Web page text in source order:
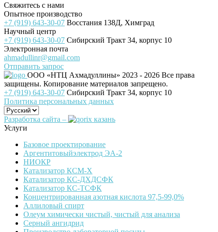
Свяжитесь с нами
Опытное производство
+7 (919) 643-30-07 Восстания 138Д, Химград
Научный центр
+7 (919) 643-30-07 Сибирский Тракт 34, корпус 10
Электронная почта
ahmadullinr@gmail.com
Отправить запрос
ООО «НТЦ Ахмадуллины» 2023 - 2026 Все права
защищены. Копирование материалов запрещено.
+7 (919) 643-30-07 Сибирский Тракт 34, корпус 10
Политика персональных данных
Разработка сайта –
Услуги
Базовое проектирование
Аргентитовыйэлектрод ЭА-2
НИОКР
Катализатор КСМ-Х
Катализатор КС-ДХДСФК
Катализатор КС-ТСФК
Концентрированная азотная кислота 97,5-99,0%
Аллиловый спирт
Олеум химически чистый, чистый для анализа
Серный ангидрид